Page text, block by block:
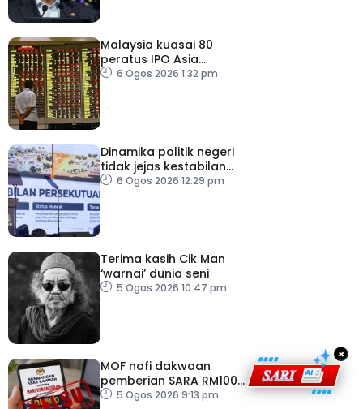
Malaysia kuasai 80
peratus IPO Asia
Tenggara, kumpul AS$1.4
6 Ogos 2026 1:32 pm
Dinamika politik negeri
tidak jejas kestabilan
Kerajaan Perpaduan
6 Ogos 2026 12:29 pm
Terima kasih Cik Man
‘warnai’ dunia seni
5 Ogos 2026 10:47 pm
MOF nafi dakwaan
pemberian SARA RM100
sempena Hari
5 Ogos 2026 9:13 pm
×